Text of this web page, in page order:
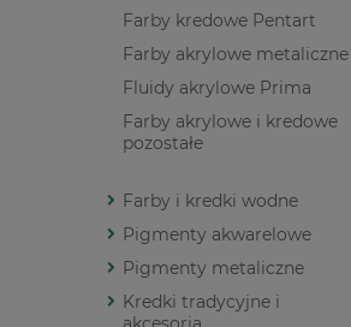
Farby kredowe Pentart
Farby akrylowe metaliczne
Fluidy akrylowe Prima
Farby akrylowe i kredowe
pozostałe
Farby i kredki wodne
Pigmenty akwarelowe
Pigmenty metaliczne
Kredki tradycyjne i